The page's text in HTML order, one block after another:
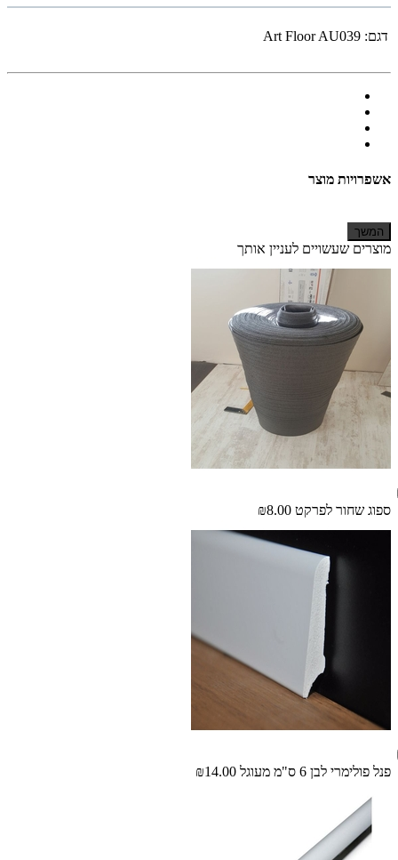
דגם: Art Floor AU039
אשפרויות מוצר
המשך
מוצרים שעשויים לעניין אותך
ספוג שחור לפרקט ₪8.00
פנל פולימרי לבן 6 ס"מ מעוגל ₪14.00